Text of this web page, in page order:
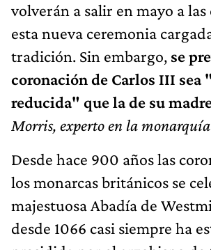
volverán a salir en mayo a las
esta nueva ceremonia
tradición. Sin embargo, se
coronación de Carlos III sea
reducida" que la de su
Morris, experto en la
Desde hace 900 años las
los monarcas británicos se
majestuosa Abadía de
desde 1066 casi siempre ha